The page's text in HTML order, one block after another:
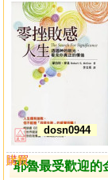
dosn0944
耶魯最受歡迎的
購買
比較